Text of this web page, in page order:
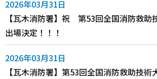
2026年03月31日
【瓦木消防署】祝 第53回全国消防救助
出場決定！！！
2026年03月31日
【瓦木消防署】第53回全国消防救助技術